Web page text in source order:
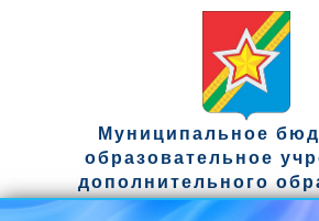
Муниципальное
образовательное
дополнительного
спортивная школа